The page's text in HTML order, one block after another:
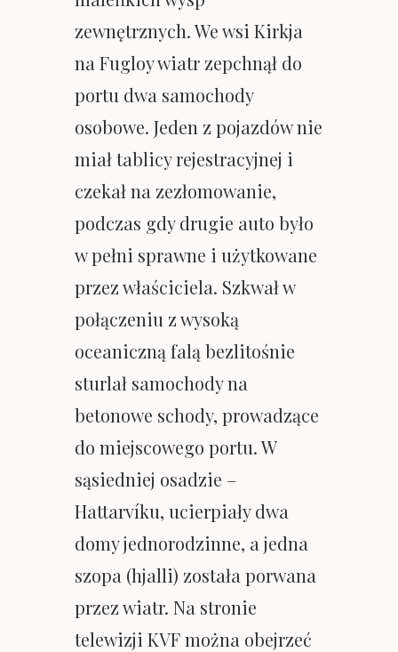
zewnętrznych. We wsi Kirkja
na Fugloy wiatr zepchnął do
portu dwa samochody
osobowe. Jeden z pojazdów nie
miał tablicy rejestracyjnej i
czekał na zezłomowanie,
podczas gdy drugie auto było
w pełni sprawne i użytkowane
przez właściciela. Szkwał w
połączeniu z wysoką
oceaniczną falą bezlitośnie
sturlał samochody na
betonowe schody, prowadzące
do miejscowego portu. W
sąsiedniej osadzie –
Hattarvíku, ucierpiały dwa
domy jednorodzinne, a jedna
szopa (hjalli) została porwana
przez wiatr. Na stronie
telewizji KVF można obejrzeć